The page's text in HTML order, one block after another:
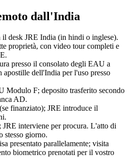
dall'India
desk JRE India (in hindi o inglese).
proprietà, con video tour completi e
presso il consolato degli EAU a
dell'India per l'uso presso
Modulo F; deposito trasferito secondo
AD.
finanziato); JRE introduce il
interviene per procura. L'atto di
stesso giorno.
presentato parallelamente; visita
biometrico prenotati per il vostro